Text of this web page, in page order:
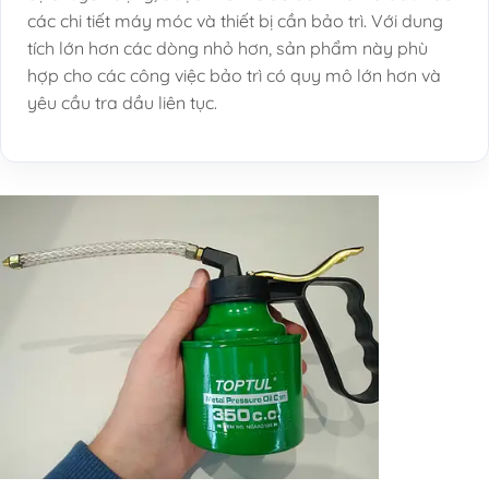
các chi tiết máy móc và thiết bị cần bảo trì. Với dung
tích lớn hơn các dòng nhỏ hơn, sản phẩm này phù
hợp cho các công việc bảo trì có quy mô lớn hơn và
yêu cầu tra dầu liên tục.